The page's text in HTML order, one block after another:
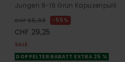
Jungen 8-16 Grün Kapuzenpulli
CHF 65,00 55%
CHF 29,25
SALE
DOPPELTER RABATT EXTRA 25 %